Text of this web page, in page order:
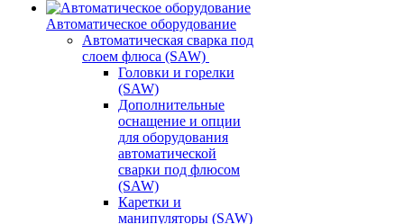
Автоматическое оборудование
Автоматическая сварка под
слоем флюса (SAW)
Головки и горелки
(SAW)
Дополнительные
оснащение и опции
для оборудования
автоматической
сварки под флюсом
(SAW)
Каретки и
манипуляторы (SAW)